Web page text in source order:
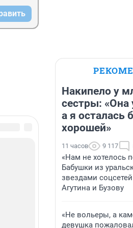
Накипело у
сестры: «Она
а я осталась
хорошей»
11 часов 9 117
«Нам не хотелось
Бабушки из
звездами
Агутина и Бузову
«Не вольеры, а
девушка